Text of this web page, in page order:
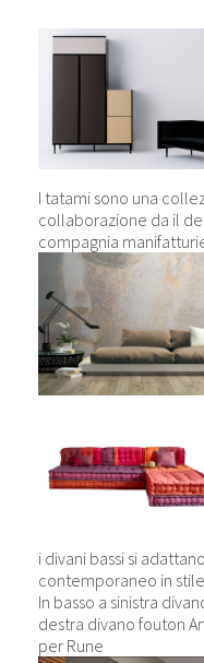
I tatami sono una
collaborazione da il
compagnia
i divani bassi si
contemporaneo in
In basso a sinistra
destra divano fouton
per Rune